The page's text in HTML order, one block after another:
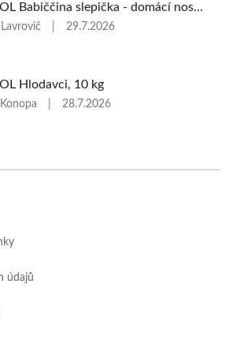
KAMPOL Babiččina slepička - domácí nosnice(KB), 20 kg
29.7.2026
Hlodavci, 10 kg
28.7.2026
údajů